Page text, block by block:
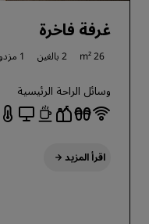
غرفة فاخرة
26 m² 2 بالغين 1 مزدوج
وسائل الراحة الرئيسية
اقرأ المزيد